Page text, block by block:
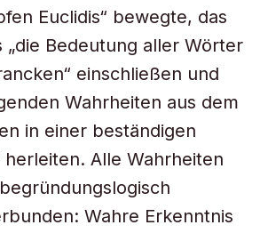
Euclidis“ bewegte, das
„die Bedeutung aller Wörter
einschließen und
Wahrheiten aus dem
in einer beständigen
Alle Wahrheiten
Wahre Erkenntnis